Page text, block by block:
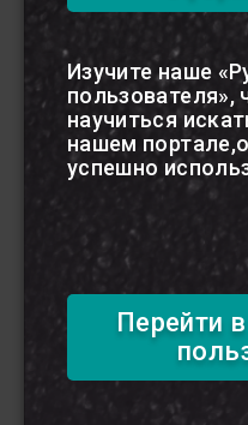
В данном
помогут
пособия и
Расчет суммы
пределах
Изучите наше
научиться
нашем
успешно
Перейти